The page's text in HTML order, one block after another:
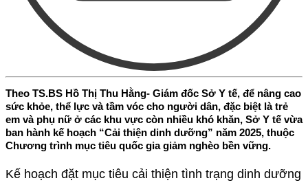
Theo TS.BS Hồ Thị Thu Hằng- Giám đốc Sở Y tế, để nâng cao
sức khỏe, thể lực và tầm vóc cho người dân, đặc biệt là trẻ
em và phụ nữ ở các khu vực còn nhiều khó khăn, Sở Y tế vừa
ban hành kế hoạch “Cải thiện dinh dưỡng” năm 2025, thuộc
Chương trình mục tiêu quốc gia giảm nghèo bền vững.
Kế hoạch đặt mục tiêu cải thiện tình trạng dinh dưỡng